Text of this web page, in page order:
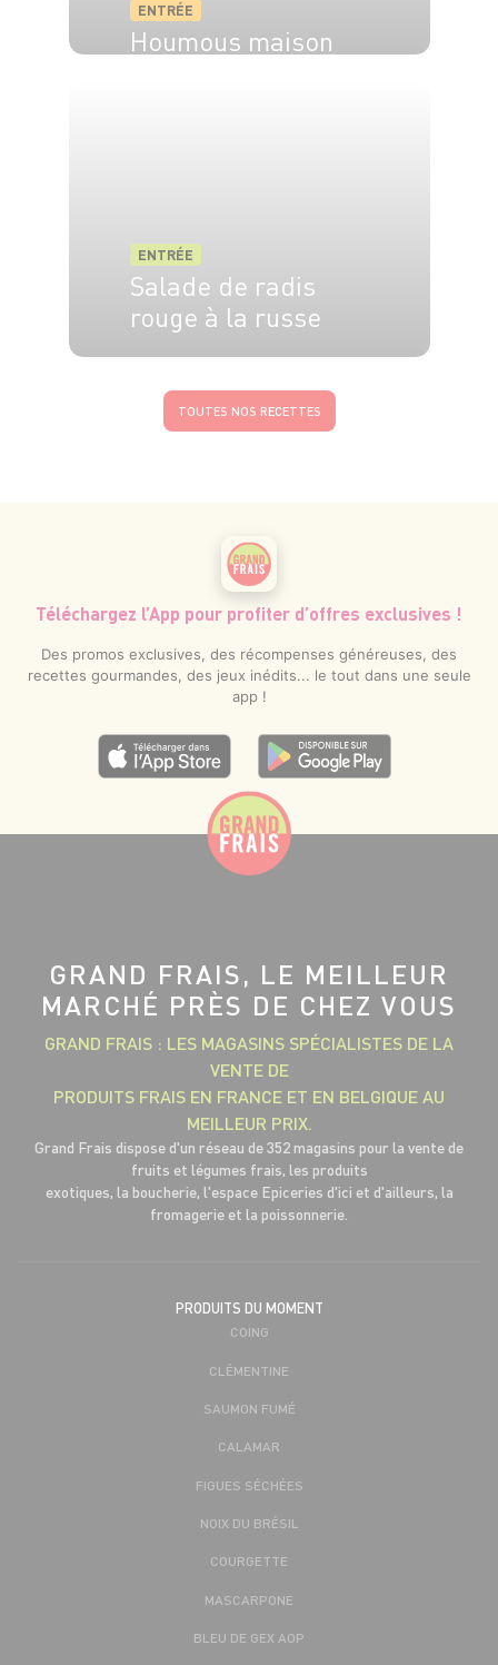
ENTRÉE
Houmous maison
ENTRÉE
Salade de radis
rouge à la russe
TOUTES NOS RECETTES
Téléchargez l’App pour profiter d’offres exclusives !
Des promos exclusives, des récompenses généreuses, des
recettes gourmandes, des jeux inédits... le tout dans une seule
app !
GRAND FRAIS, LE MEILLEUR
MARCHÉ PRÈS DE CHEZ VOUS
GRAND FRAIS : LES MAGASINS SPÉCIALISTES DE LA
VENTE DE
PRODUITS FRAIS EN FRANCE ET EN BELGIQUE AU
MEILLEUR PRIX.
Grand Frais dispose d'un réseau de 352 magasins pour la vente de
fruits et légumes frais, les produits
exotiques, la boucherie, l'espace Epiceries d'ici et d'ailleurs, la
fromagerie et la poissonnerie.
PRODUITS DU MOMENT
COING
CLÉMENTINE
SAUMON FUMÉ
CALAMAR
FIGUES SÉCHÉES
NOIX DU BRÉSIL
COURGETTE
MASCARPONE
BLEU DE GEX AOP